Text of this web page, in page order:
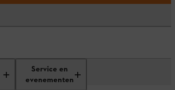
Service en
evenementen